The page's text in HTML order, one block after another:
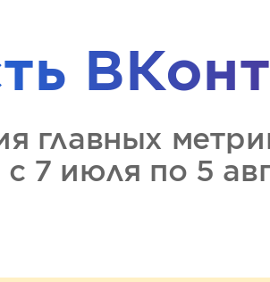
главных
с 7 июля по 5